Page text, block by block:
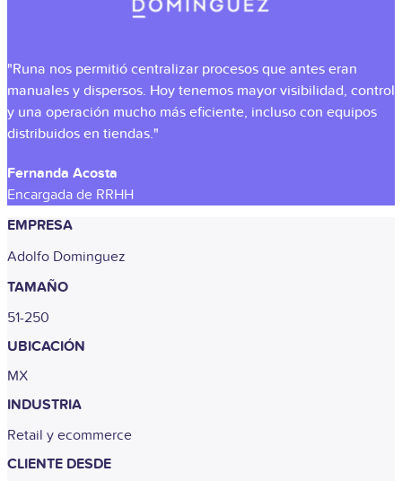
"Runa nos permitió centralizar procesos que antes eran
manuales y dispersos. Hoy tenemos mayor visibilidad, control
y una operación mucho más eficiente, incluso con equipos
distribuidos en tiendas."
Fernanda Acosta
Encargada de RRHH
EMPRESA
Adolfo Dominguez
TAMAÑO
51-250
UBICACIÓN
MX
INDUSTRIA
Retail y ecommerce
CLIENTE DESDE